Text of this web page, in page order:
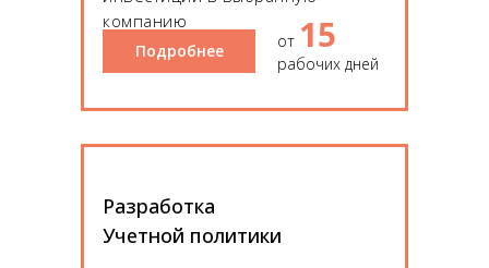
Подробнее
компанию
15
от
рабочих дней
Разработка
Учетной политики